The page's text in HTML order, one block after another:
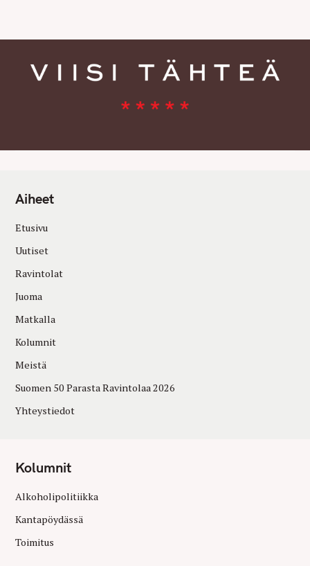
Aiheet
Etusivu
Uutiset
Ravintolat
Juoma
Matkalla
Kolumnit
Meistä
Suomen 50 Parasta Ravintolaa 2026
Yhteystiedot
Kolumnit
Alkoholipolitiikka
Kantapöydässä
Toimitus